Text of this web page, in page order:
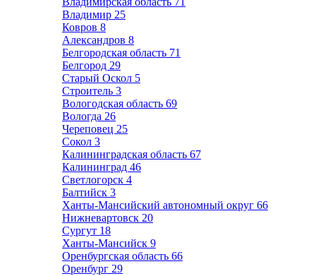
Владимир 25
Ковров 8
Александров 8
Белгородская область 71
Белгород 29
Старый Оскол 5
Строитель 3
Вологодская область 69
Вологда 26
Череповец 25
Сокол 3
Калининградская область 67
Калининград 46
Светлогорск 4
Балтийск 3
Ханты-Мансийский автономный округ 66
Нижневартовск 20
Сургут 18
Ханты-Мансийск 9
Оренбургская область 66
Оренбург 29